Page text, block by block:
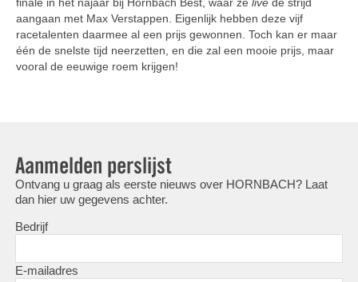
aangaan met Max Verstappen. Eigenlijk hebben deze vijf
racetalenten daarmee al een prijs gewonnen. Toch kan er maar
één de snelste tijd neerzetten, en die zal een mooie prijs, maar
vooral de eeuwige roem krijgen!
Aanmelden perslijst
Ontvang u graag als eerste nieuws over HORNBACH? Laat
dan hier uw gegevens achter.
Bedrijf
E-mailadres